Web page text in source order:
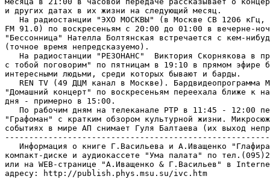
и других датах в их жизни на следующий месяц.
На радиостанции "ЭХО МОСКВЫ" (в Москве СВ 1206 кГц,
FM 91.0) по воскресеньям с 20:00 до 01:00 в вечерне-
"Бессонница" Нателла Болтянская встречается с кем-
(точное время непредсказуемо).
На радиостанции "РЕЗОНАНС"  Виктория Скорнякова в
с тобой поговорим" по пятницам в 19:10 в прямом эфире
интересными людьми, среди которых бывают и барды.
REN TV (49 ДЦМ канал в Москве). Бардвидеопрограмма
"Домашний концерт" по воскресеньям переехала ближе к
дня - примерно в 15:00.
По рабочим дням на телеканале РТР в 11:45 - 12:00
"Графоман" с кратким обзором культурной жизни.
событиях в мире АП снимает Гуля Балтаева (их выход
Информация о книге Г.Васильева и А.Иващенко
компакт-диске и аудиокассете "Ума палата" по
или на WEB-странице "А.Иващенко & Г.Васильев" в
адресу: http://publish.phys.msu.su/ivc.htm